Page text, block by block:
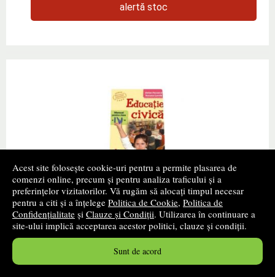
Acest site folosește cookie-uri pentru a permite plasarea de
comenzi online, precum și pentru analiza traficului și a
preferințelor vizitatorilor. Vă rugăm să alocați timpul necesar
pentru a citi și a înțelege Politica de Cookie, Politica de
Confidențialitate și Clauze și Condiții. Utilizarea în continuare a
site-ului implică acceptarea acestor politici, clauze și condiții.
Sunt de acord
alertă stoc
Educatie civica, manual pentru clasa a IV-a
(Stefan Pacearca)
Autor(i):
Stefan Pacearcă
AKADEMOS ART- 2006
promoție